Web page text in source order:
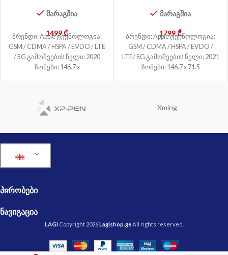
მარაგშია
1499₾
ბრენდი: Apple ტექნოლოგია:
GSM / CDMA / HSPA / EVDO / LTE
/ 5G გამოშვების წელი: 2020
ზომები: 146.7 x
მარაგშია
1799₾
ბრენდი: Apple ტექნოლოგია:
GSM / CDMA / HSPA / EVDO /
LTE/ 5G გამოშვების წელი: 2021
ზომები: 146.7 x 71.5
Xming
ᲞᲘᲠᲝᲑᲔᲑᲘ
ᲜᲐᲕᲘᲒᲐᲪᲘᲐ
LAGI Copyright 2026Lagishop.geAll rights reserved.